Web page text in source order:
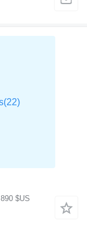
$US